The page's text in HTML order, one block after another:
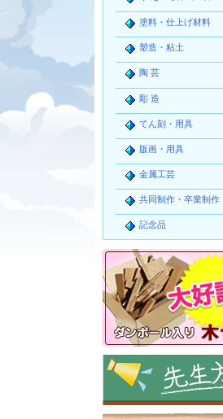
塗料・仕上げ材料
塑造・粘土
陶 芸
彫 造
てん刻・用具
版画・用具
金属工芸
共同制作・卒業制作
記念品